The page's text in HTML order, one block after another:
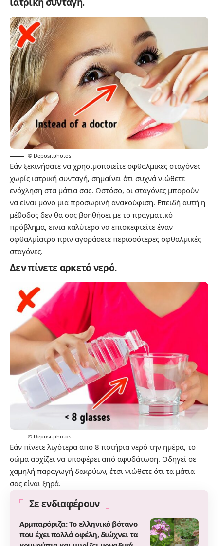
ιατρική συνταγή.
© Depositphotos
Εάν ξεκινήσατε να χρησιμοποιείτε οφθαλμικές σταγόνες
χωρίς ιατρική συνταγή, σημαίνει ότι συχνά νιώθετε
ενόχληση στα μάτια σας. Ωστόσο, οι σταγόνες μπορούν
να είναι μόνο μια προσωρινή ανακούφιση. Επειδή αυτή η
μέθοδος δεν θα σας βοηθήσει με το πραγματικό
πρόβλημα, εινια καλύτερο να επισκεφτείτε έναν
οφθαλμίατρο πριν αγοράσετε περισσότερες οφθαλμικές
σταγόνες.
Δεν πίνετε αρκετό νερό.
© Depositphotos
Εάν πίνετε λιγότερα από 8 ποτήρια νερό την ημέρα, το
σώμα αρχίζει να υποφέρει από αφυδάτωση. Οδηγεί σε
χαμηλή παραγωγή δακρύων, έτσι νιώθετε ότι τα μάτια
σας είναι ξηρά.
Σε ενδιαφέρουν
Αρμπαρόριζα: Το ελληνικό βότανο
που έχει πολλά οφέλη, διώχνει τα